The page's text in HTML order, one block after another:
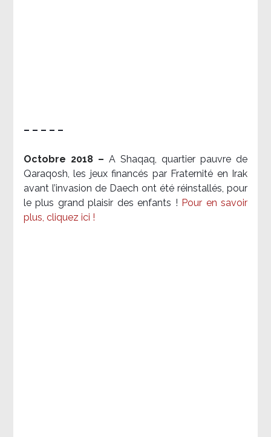
– – – – –
Octobre 2018 – A Shaqaq, quartier pauvre de
Qaraqosh, les jeux financés par Fraternité en Irak​
avant l’invasion de Daech ont été réinstallés, pour
le plus grand plaisir des enfants ! Pour en savoir
plus, cliquez ici !